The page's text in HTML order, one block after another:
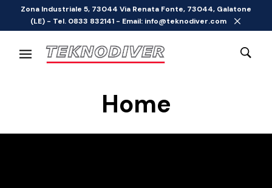
Zona Industriale 5, 73044 Via Renata Fonte, 73044, Galatone
(LE) - Tel. 0833 832141 - Email: info@teknodiver.com
Home